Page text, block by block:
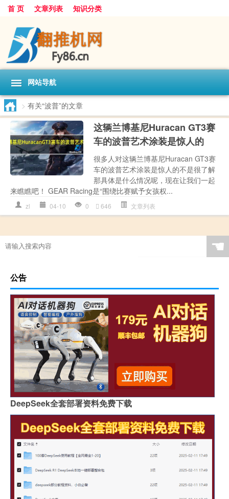
首 页 文章列表 知识分类
网站导航
> 有关“波普”的文章
这辆兰博基尼Huracan GT3赛
车的波普艺术涂装是惊人的
很多人对这辆兰博基尼Huracan GT3赛
车的波普艺术涂装是惊人的不是很了解
那具体是什么情况呢，现在让我们一起
来瞧瞧吧！ GEAR Racing是“围绕比赛赋予女孩权...
zl 04-10 0 646 文章列表
☚
公告
DeepSeek全套部署资料免费下载